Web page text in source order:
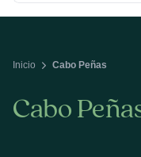
Inicio Cabo Peñas
Cabo